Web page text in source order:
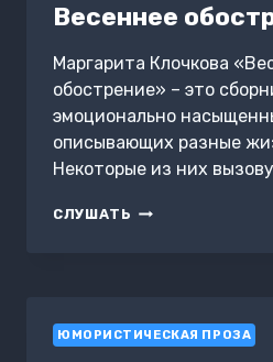
Весеннее
Маргарита Клочкова
обострение» – это
эмоционально
описывающих разные
Некоторые из них
СЛУШАТЬ ВЕСЕННЕЕ
ЮМОРИСТИЧЕСКАЯ ПРОЗА